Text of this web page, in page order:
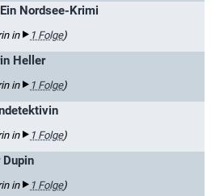
Nordsee-Krimi
in 1 Folge)
Heller
in 1 Folge)
in 1 Folge)
in 1 Folge)